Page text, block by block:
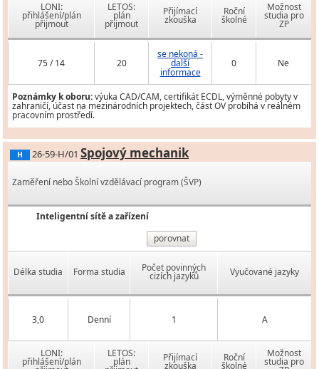
LONI:
přihlášení/plán
přijmout
LETOS:
plán
přijmout
Přijímací
zkouška
Roční
školné
Možnost
studia pro
ZP
75 / 14 20
se nekoná -
další
informace
0 Ne
Poznámky k oboru:výuka CAD/CAM, certifikát ECDL, výměnné pobyty v
zahraničí, účast na mezinárodních projektech, část OV probíhá v reálném
pracovním prostředí.
H 26-59-H/01 Spojový mechanik
Zaměření nebo Školní vzdělávací program (ŠVP)
Inteligentní sítě a zařízení
porovnat
Délka studia Forma studia Počet povinných
cizích jazyků Vyučované jazyky
3,0 Denní 1 A
LONI:
přihlášení/plán
LETOS:
plán Přijímací
zkouška
Roční
školné
Možnost
studia pro